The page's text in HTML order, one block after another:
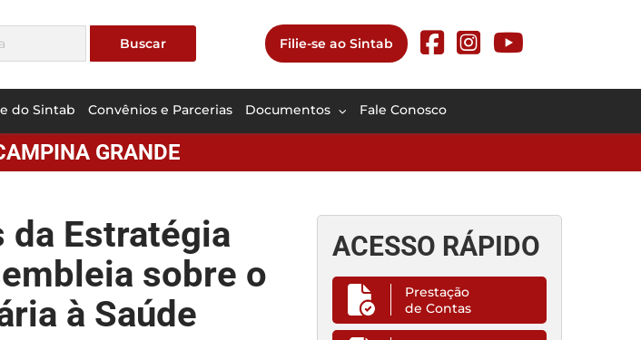
Filie-se ao Sintab
do Sintab Convênios e Parcerias Documentos Fale Conosco
GRANDE
da Estratégia
sobre o
à Saúde
ACESSO RÁPIDO
Prestação
de Contas